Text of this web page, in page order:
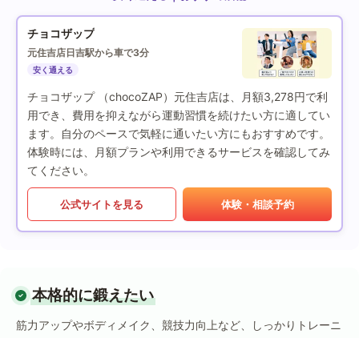
チョコザップ
元住吉店日吉駅から車で3分
安く通える
チョコザップ （chocoZAP）元住吉店は、月額3,278円で利
用でき、費用を抑えながら運動習慣を続けたい方に適してい
ます。自分のペースで気軽に通いたい方にもおすすめです。
体験時には、月額プランや利用できるサービスを確認してみ
てください。
公式サイトを見る 体験・相談予約
本格的に鍛えたい
筋力アップやボディメイク、競技力向上など、しっかりトレーニ